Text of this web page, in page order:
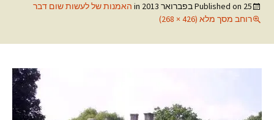
Published on 25 בפברואר 2013
האמנות של לעשות שום דבר
רוחב מסך מלא (426 × 268)